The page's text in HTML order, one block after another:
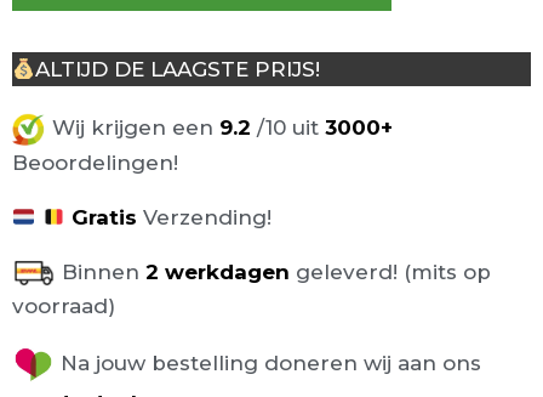
ALTIJD DE LAAGSTE PRIJS!
Wij krijgen een 9.2 /10 uit 3000+
Beoordelingen!
Gratis Verzending!
Binnen 2 werkdagen geleverd! (mits op
voorraad)
Na jouw bestelling doneren wij aan ons